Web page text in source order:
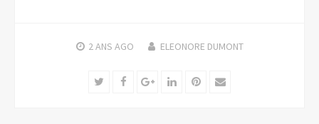
2 ANS AGO ELEONORE DUMONT
TwitterFacebookGoogle+LinkedInPinterest
Email